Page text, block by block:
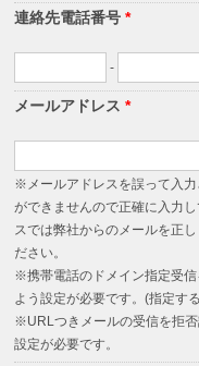
連絡先電話番号*
-
メールアドレス*
※メールアドレスを誤って入
ができませんので正確に入力
スでは弊社からのメールを正
ださい。
※携帯電話のドメイン指定受
よう設定が必要です。(指定す
※URLつきメールの受信を拒
設定が必要です。